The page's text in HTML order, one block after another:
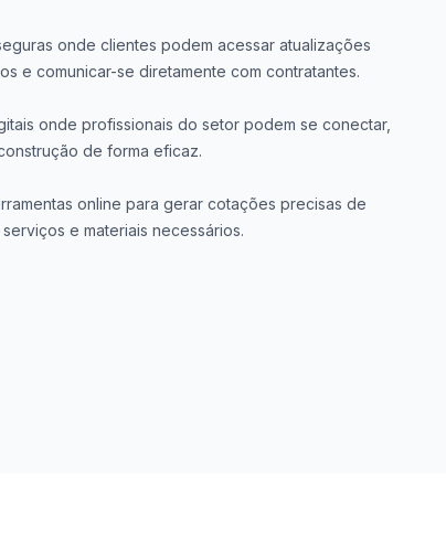
onde clientes podem acessar atualizações
e comunicar-se diretamente com contratantes.
onde profissionais do setor podem se conectar,
de forma eficaz.
online para gerar cotações precisas de
e materiais necessários.